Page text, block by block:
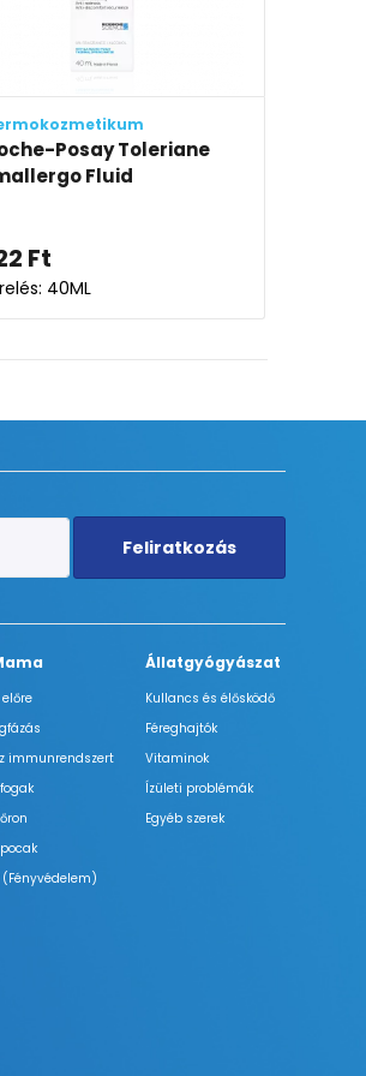
Dermokozmetikum
La Roche-Posay Effaclar
habzó arctisztító gél
6 402
Kiszerelés: 200ML-400ML
Feliratkozás
immunrendszert
(Fényvédelem)
Állatgyógyászat
Kullancs és élősködő
Féreghajtók
Vitaminok
Ízületi problémák
Egyéb szerek